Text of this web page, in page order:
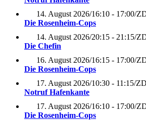
14. August 2026/16:10 - 17:00/
Die Rosenheim-Cops
14. August 2026/20:15 - 21:15/
Die Chefin
16. August 2026/16:15 - 17:00/
Die Rosenheim-Cops
17. August 2026/10:30 - 11:15/
Notruf Hafenkante
17. August 2026/16:10 - 17:00/
Die Rosenheim-Cops